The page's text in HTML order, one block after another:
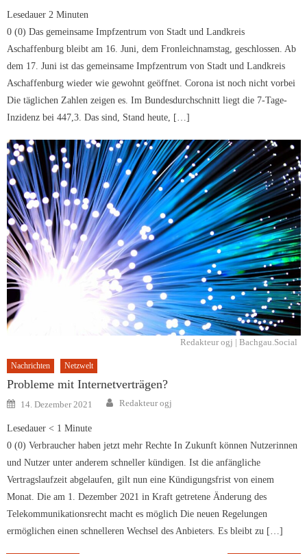
Lesedauer 2 Minuten
0 (0) Das gemeinsame Impfzentrum von Stadt und Landkreis
Aschaffenburg bleibt am 16. Juni, dem Fronleichnamstag, geschlossen. Ab
dem 17. Juni ist das gemeinsame Impfzentrum von Stadt und Landkreis
Aschaffenburg wieder wie gewohnt geöffnet. Corona ist noch nicht vorbei
Die täglichen Zahlen zeigen es. Im Bundesdurchschnitt liegt die 7-Tage-
Inzidenz bei 447,3. Das sind, Stand heute, […]
Redakteur ogj | Bachgau.Social
Nachrichten Netzwelt
Probleme mit Internetverträgen?
Posted
on
14. Dezember 2021 Author
Redakteur ogj
Lesedauer < 1 Minute
0 (0) Verbraucher haben jetzt mehr Rechte In Zukunft können Nutzerinnen
und Nutzer unter anderem schneller kündigen. Ist die anfängliche
Vertragslaufzeit abgelaufen, gilt nun eine Kündigungsfrist von einem
Monat. Die am 1. Dezember 2021 in Kraft getretene Änderung des
Telekommunikationsrecht macht es möglich Die neuen Regelungen
ermöglichen einen schnelleren Wechsel des Anbieters. Es bleibt zu […]